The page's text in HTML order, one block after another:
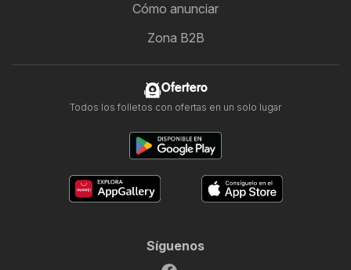
Cómo anunciar
Zona B2B
Ofertero
Todos los folletos con ofertas en un solo lugar
Síguenos